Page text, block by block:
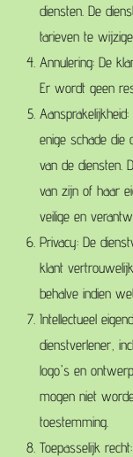
diensten. De
tarieven te
Annulering: De
Er wordt geen
enige schade die
van de diensten.
van zijn of haar
veilige en
Privacy: De
klant
behalve indien
Intellectueel
dienstverlener,
logo's en
mogen niet
toestemming.
Toepasselijk